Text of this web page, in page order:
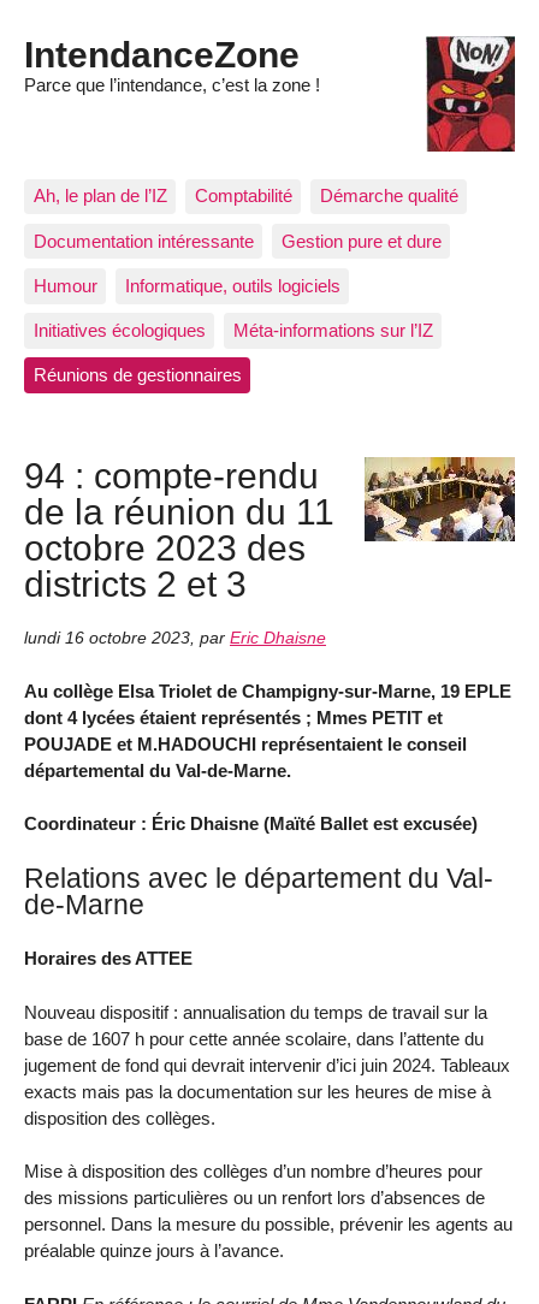
IntendanceZone
Parce que l’intendance, c’est la zone !
Ah, le plan de l’IZ Comptabilité Démarche qualité
Documentation intéressante Gestion pure et dure
Humour Informatique, outils logiciels
Initiatives écologiques Méta-informations sur l’IZ
Réunions de gestionnaires
94 : compte-rendu
de la réunion du 11
octobre 2023 des
districts 2 et 3
lundi 16 octobre 2023 par Eric Dhaisne
Au collège Elsa Triolet de Champigny-sur-Marne, 19 EPLE
dont 4 lycées étaient représentés ; Mmes PETIT et
POUJADE et M.HADOUCHI représentaient le conseil
départemental du Val-de-Marne.
Coordinateur : Éric Dhaisne (Maïté Ballet est excusée)
Relations avec le département du Val-
de-Marne
Horaires des ATTEE
Nouveau dispositif : annualisation du temps de travail sur la
base de 1607 h pour cette année scolaire, dans l’attente du
jugement de fond qui devrait intervenir d’ici juin 2024. Tableaux
exacts mais pas la documentation sur les heures de mise à
disposition des collèges.
Mise à disposition des collèges d’un nombre d’heures pour
des missions particulières ou un renfort lors d’absences de
personnel. Dans la mesure du possible, prévenir les agents au
préalable quinze jours à l’avance.